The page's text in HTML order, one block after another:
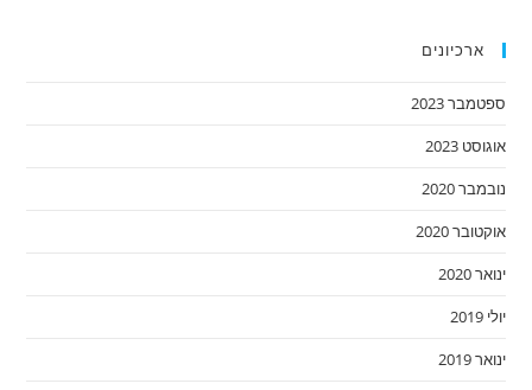
ארכיונים
ספטמבר 2023
אוגוסט 2023
נובמבר 2020
אוקטובר 2020
ינואר 2020
יולי 2019
ינואר 2019